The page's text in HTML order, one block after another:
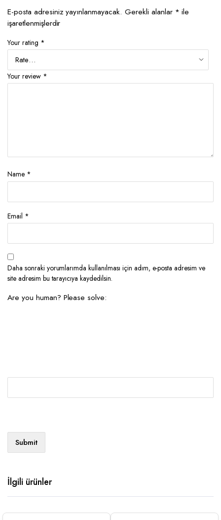
E-posta adresiniz yayınlanmayacak. Gerekli alanlar * ile
işaretlenmişlerdir
Your rating *
Your review *
Name *
Email *
Daha sonraki yorumlarımda kullanılması için adım, e-posta adresim ve
site adresim bu tarayıcıya kaydedilsin.
Are you human? Please solve:
İlgili ürünler